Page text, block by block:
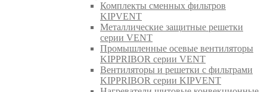
Комплекты сменных фильтров
KIPVENT
Металлические защитные решетки
серии VENT
Промышленные осевые вентиляторы
KIPPRIBOR серии VENT
Вентиляторы и решетки с фильтрами
KIPPRIBOR серии KIPVENT